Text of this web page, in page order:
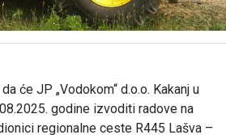
će JP „Vodokom“ d.o.o. Kakanj u
godine izvoditi radove na
regionalne ceste R445 Lašva –